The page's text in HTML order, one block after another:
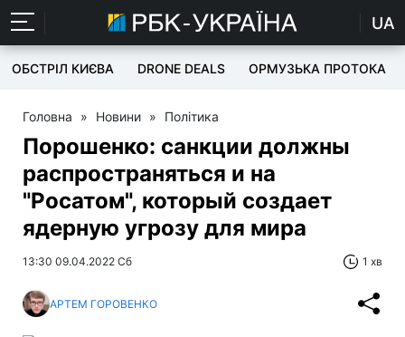
UA
ОБСТРІЛ КИЄВА DRONE DEALS ОРМУЗЬКА ПРОТОКА
Головна » Новини » Політика
Порошенко: санкции должны
распространяться и на
"Росатом", который создает
ядерную угрозу для мира
13:30 09.04.2022 Сб 1 хв
АРТЕМ ГОРОВЕНКО